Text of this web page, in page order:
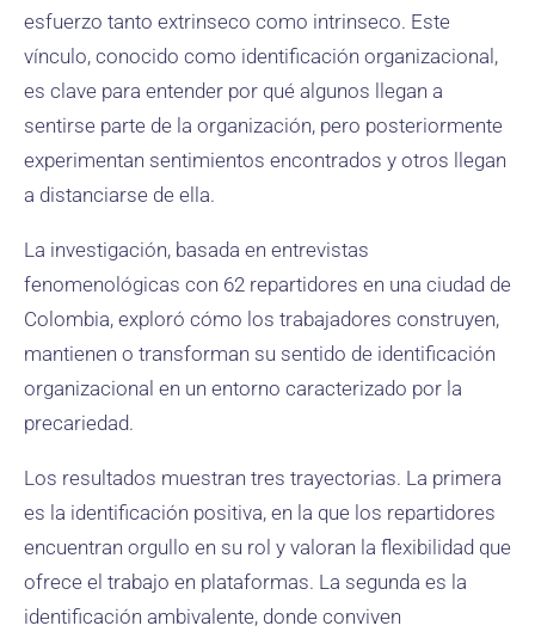
esfuerzo tanto extrinseco como intrinseco. Este
vínculo, conocido como identificación organizacional,
es clave para entender por qué algunos llegan a
sentirse parte de la organización, pero posteriormente
experimentan sentimientos encontrados y otros llegan
a distanciarse de ella.
La investigación, basada en entrevistas
fenomenológicas con 62 repartidores en una ciudad de
Colombia, exploró cómo los trabajadores construyen,
mantienen o transforman su sentido de identificación
organizacional en un entorno caracterizado por la
precariedad.
Los resultados muestran tres trayectorias. La primera
es la identificación positiva, en la que los repartidores
encuentran orgullo en su rol y valoran la flexibilidad que
ofrece el trabajo en plataformas. La segunda es la
identificación ambivalente, donde conviven